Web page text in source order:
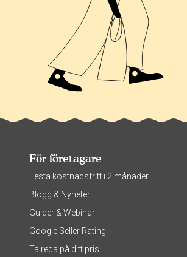
För företagare
Testa kostnadsfritt i 2 månader
Blogg & Nyheter
Guider & Webinar
Google Seller Rating
Ta reda på ditt pris